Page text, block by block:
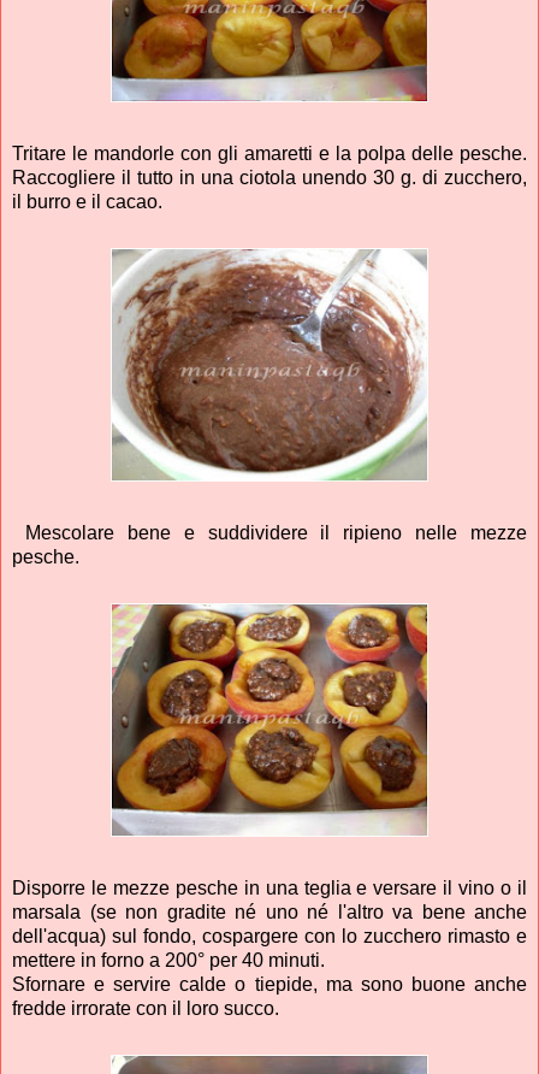
Tritare le mandorle con gli amaretti e la polpa delle pesche.
Raccogliere il tutto in una ciotola unendo 30 g. di zucchero,
il burro e il cacao.
Mescolare bene e suddividere il ripieno nelle mezze
pesche.
Disporre le mezze pesche in una teglia e versare il vino o il
marsala (se non gradite né uno né l'altro va bene anche
dell'acqua) sul fondo, cospargere con lo zucchero rimasto e
mettere in forno a 200° per 40 minuti.
Sfornare e servire calde o tiepide, ma sono buone anche
fredde irrorate con il loro succo.